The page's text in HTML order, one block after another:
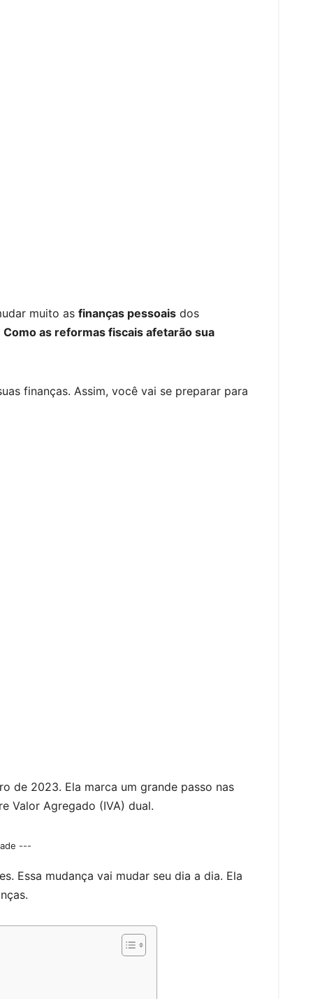
muito as finanças pessoaisdos
Como as reformas fiscais afetarão sua
finanças. Assim, você vai se preparar para
de 2023. Ela marca um grande passo nas
Valor Agregado (IVA) dual.
---
Essa mudança vai mudar seu dia a dia. Ela